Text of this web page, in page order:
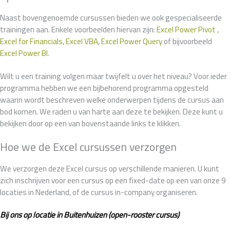
Naast bovengenoemde cursussen bieden we ook gespecialiseerde
trainingen aan. Enkele voorbeelden hiervan zijn:Excel Power Pivot,
Excel for Financials,Excel VBA,Excel Power Queryof bijvoorbeeld
Excel Power BI.
Wilt u een training volgen maar twijfelt u over het niveau? Voor ieder
programma hebben we een bijbehorend programma opgesteld
waarin wordt beschreven welke onderwerpen tijdens de cursus aan
bod komen. We raden u van harte aan deze te bekijken. Deze kunt u
bekijken door op een van bovenstaande links te klikken.
Hoe we de Excel cursussen verzorgen
We verzorgen deze Excel cursus op verschillende manieren. U kunt
zich inschrijven voor een cursus op een fixed-date op een van onze 9
locaties in Nederland, of de cursus in-company organiseren.
Bij ons op locatie in Buitenhuizen (open-rooster cursus)